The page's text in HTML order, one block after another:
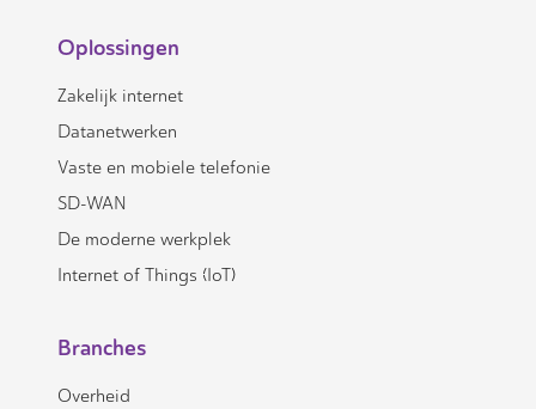
Oplossingen
Zakelijk internet
Datanetwerken
Vaste en mobiele telefonie
SD-WAN
De moderne werkplek
Internet of Things (IoT)
Branches
Overheid